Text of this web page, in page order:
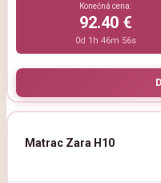
Konečná cena:
92.40 €
0d 1h 46m 54s
Matrac Zara H10